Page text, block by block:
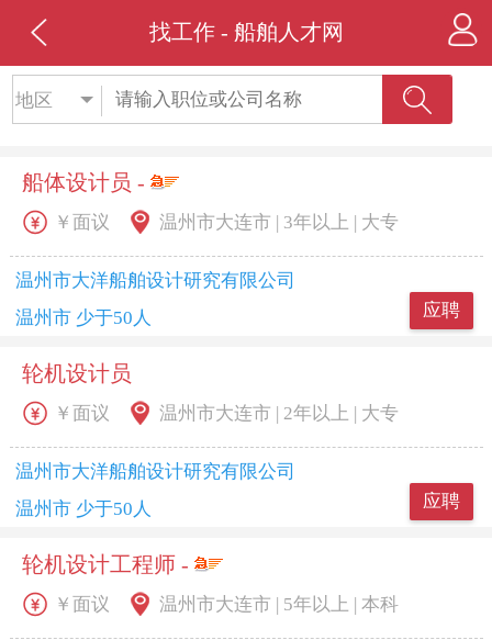
找工作 - 船舶人才网
地区
船体设计员 -
应聘
￥面议 温州市大连市 | 3年以上 | 大专
温州市大洋船舶设计研究有限公司
温州市 少于50人
轮机设计员
应聘
￥面议 温州市大连市 | 2年以上 | 大专
温州市大洋船舶设计研究有限公司
温州市 少于50人
轮机设计工程师 -
￥面议 温州市大连市 | 5年以上 | 本科